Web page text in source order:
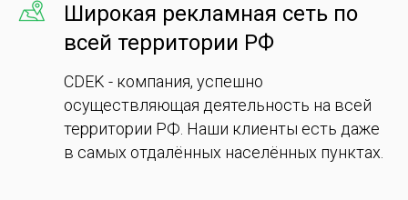
Широкая рекламная сеть по
всей территории РФ
CDEK - компания, успешно
осуществляющая деятельность на всей
территории РФ. Наши клиенты есть даже
в самых отдалённых населённых пунктах.